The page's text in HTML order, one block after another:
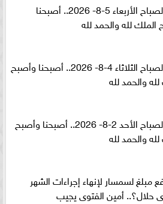
أذكار الصباح الأربعاء 5-8- 2026.. أصبحنا
لله والحمد لله
أذكار الصباح الثلاثاء 4-8- 2026.. أصبحنا وأصبح
والحمد لله
أذكار الصباح الأحد 2-8- 2026.. أصبحنا وأصبح
والحمد لله
مبلغ لسمسار لإنهاء إجراءات الشهر
حلال؟.. أمين الفتوى يجيب